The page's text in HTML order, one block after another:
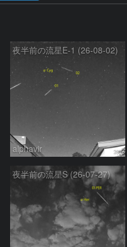
夜半前の流星E-1 (26-08-02)
alphavir
夜半前の流星S (26-07-27)